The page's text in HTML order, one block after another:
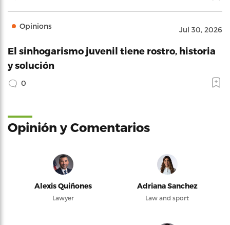
Opinions Jul 30, 2026
El sinhogarismo juvenil tiene rostro, historia
y solución
0
Opinión y Comentarios
Alexis Quiñones
Lawyer
Adriana Sanchez
Law and sport